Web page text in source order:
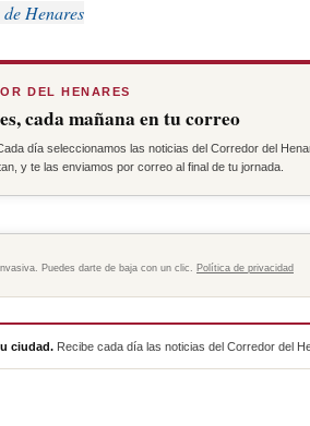
Henares
DEL HENARES
cada mañana en tu correo
día seleccionamos las noticias del Corredor del
y te las enviamos por correo al final de tu jornada.
Puedes darte de baja con un clic. Política de privacidad
ciudad. Recibe cada día las noticias del Corredor del